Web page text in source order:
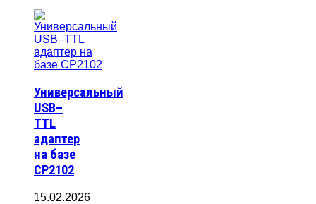
Универсальный
USB–
TTL
адаптер
на базе
CP2102
15.02.2026